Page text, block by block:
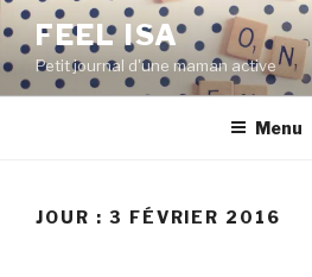
Aller
au
contenu
principal
FEEL ISA
Petit journal d'une maman active
Menu
JOUR : 3 FÉVRIER 2016